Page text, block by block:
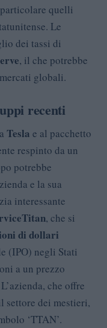
quelli
Le
dei tassi di
, il che potrebbe
globali.
recenti
Tesla e al pacchetto
respinto da un
potrebbe
e la sua
interessante
, che si
di dollari
(IPO) negli Stati
a un prezzo
che offre
settore dei mestieri,
‘TTAN’.